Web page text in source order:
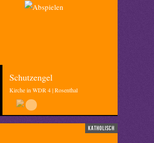
Schutzengel
Kirche in WDR 4 | Rosenthal
katholisch